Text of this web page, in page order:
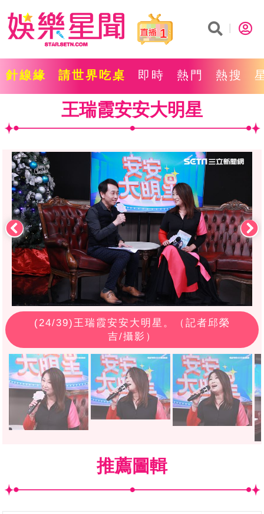
1
針線緣 請世界吃桌 即時 熱門 熱搜
王瑞霞安安大明星
(24/39)王瑞霞安安大明星。（記者邱榮
吉/攝影）
推薦圖輯